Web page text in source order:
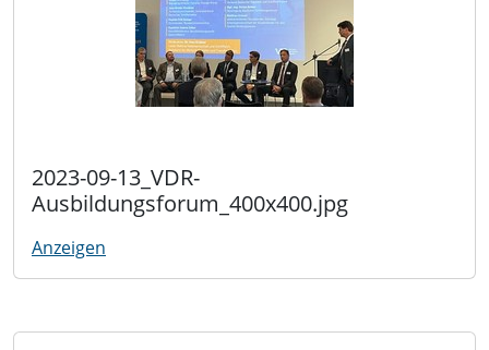
2023-09-13_VDR-
Ausbildungsforum_400x400.jpg
Anzeigen